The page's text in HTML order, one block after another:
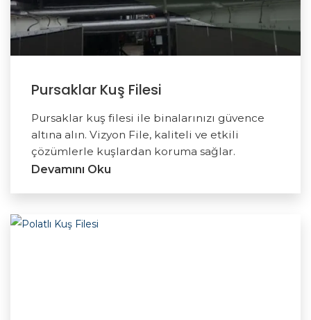
Pursaklar Kuş Filesi
Pursaklar kuş filesi ile binalarınızı güvence
altına alın. Vizyon File, kaliteli ve etkili
çözümlerle kuşlardan koruma sağlar.
Devamını Oku